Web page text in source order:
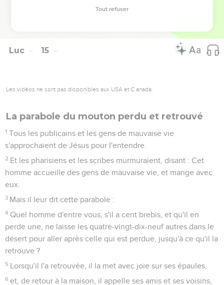
dehors. Que celui qui a des oreilles pour entendre entende.
Luc 15
Les vidéos ne sont pas disponibles aux USA et C anada.
La parabole du mouton perdu et retrouvé
1 Tous les publicains et les gens de mauvaise vie
s'approchaient de Jésus pour l'entendre.
2 Et les pharisiens et les scribes murmuraient, disant : Cet
homme accueille des gens de mauvaise vie, et mange avec
eux.
3 Mais il leur dit cette parabole :
4 Quel homme d'entre vous, s'il a cent brebis, et qu'il en
perde une, ne laisse les quatre-vingt-dix-neuf autres dans le
désert pour aller après celle qui est perdue, jusqu'à ce qu'il la
retrouve ?
5 Lorsqu'il l'a retrouvée, il la met avec joie sur ses épaules,
6 et, de retour à la maison, il appelle ses amis et ses voisins,
Tout refuser